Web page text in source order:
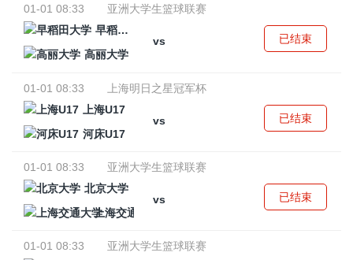
01-01 08:33
亚洲大学生篮球联赛
早稻田大学
vs
高丽大学
已结束
01-01 08:33
上海明日之星冠军杯
上海U17
vs
河床U17
已结束
01-01 08:33
亚洲大学生篮球联赛
北京大学
vs
上海交通大学
已结束
01-01 08:33
亚洲大学生篮球联赛